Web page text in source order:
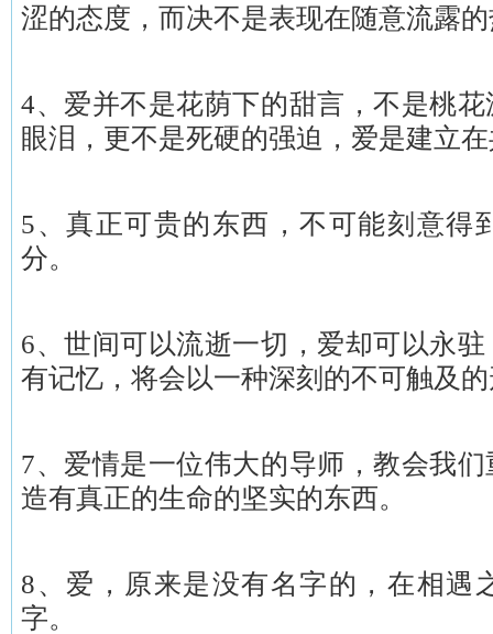
涩的态度，而决不是表现在随意流露
4、爱并不是花荫下的甜言，不是桃
眼泪，更不是死硬的强迫，爱是建立
5、真正可贵的东西，不可能刻意得
分。
6、世间可以流逝一切，爱却可以永
有记忆，将会以一种深刻的不可触及
7、爱情是一位伟大的导师，教会我
造有真正的生命的坚实的东西。
8、爱，原来是没有名字的，在相遇
字。